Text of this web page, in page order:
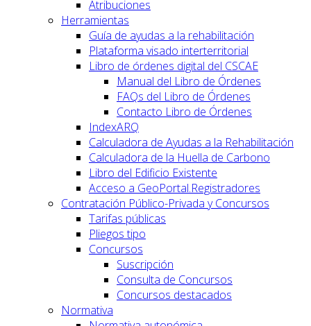
Atribuciones
Herramientas
Guía de ayudas a la rehabilitación
Plataforma visado interterritorial
Libro de órdenes digital del CSCAE
Manual del Libro de Órdenes
FAQs del Libro de Órdenes
Contacto Libro de Órdenes
IndexARQ
Calculadora de Ayudas a la Rehabilitación
Calculadora de la Huella de Carbono
Libro del Edificio Existente
Acceso a GeoPortal.Registradores
Contratación Público-Privada y Concursos
Tarifas públicas
Pliegos tipo
Concursos
Suscripción
Consulta de Concursos
Concursos destacados
Normativa